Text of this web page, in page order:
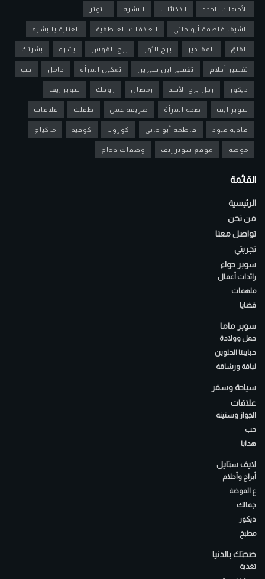
الأمهات الجدد الاكتئاب البشرة التوتر
الشيف فاطمة أبو حاتي العلاقات العاطفية العناية بالبشرة
القلق المقادير برج الثور برج القوس بشرة بشرتك
تفسير أحلام تفسير ابن سيرين تمكين المرأة حامل حب
ديكور رجل برج الأسد رمضان زوجك سوبر إيف
سوبر ايف صحة المرأة طريقة عمل طفلك علاقات
فادية عبود فاطمة أبو حاتي كورونا كوفيد ماكياج
موضة موقع سوبر إيف وصفات دجاج
القائمة
الرئيسية
من نحن
تواصل معنا
تجربتي
سوبر حواء
رائدات أعمال
ملهمات
قضايا
سوبر ماما
حمل وولادة
حبايبنا الحلوين
لياقة ورشاقة
سياحة وسفر
علاقات
الجواز وسنينه
حب
هدايا
لايف ستايل
أبراج وأحلام
ع الموضة
جمالك
ديكور
مطبخ
صحتك بالدنيا
تغذية